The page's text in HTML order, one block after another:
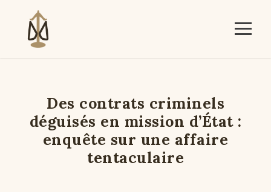
Des contrats criminels
déguisés en mission d’État :
enquête sur une affaire
tentaculaire